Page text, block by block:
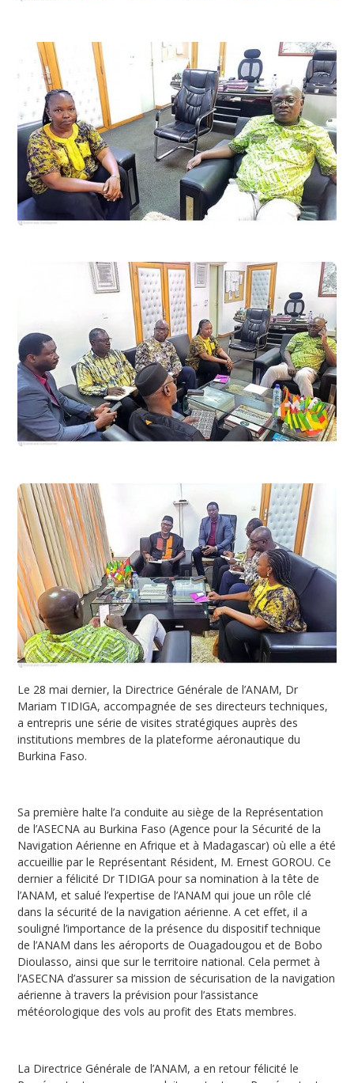
Le 28 mai dernier, la Directrice Générale de l’ANAM, Dr
Mariam TIDIGA, accompagnée de ses directeurs techniques,
a entrepris une série de visites stratégiques auprès des
institutions membres de la plateforme aéronautique du
Burkina Faso.
Sa première halte l’a conduite au siège de la Représentation
de l’ASECNA au Burkina Faso (Agence pour la Sécurité de la
Navigation Aérienne en Afrique et à Madagascar) où elle a été
accueillie par le Représentant Résident, M. Ernest GOROU. Ce
dernier a félicité Dr TIDIGA pour sa nomination à la tête de
l’ANAM, et salué l’expertise de l’ANAM qui joue un rôle clé
dans la sécurité de la navigation aérienne. A cet effet, il a
souligné l’importance de la présence du dispositif technique
de l’ANAM dans les aéroports de Ouagadougou et de Bobo
Dioulasso, ainsi que sur le territoire national. Cela permet à
l’ASECNA d’assurer sa mission de sécurisation de la navigation
aérienne à travers la prévision pour l’assistance
météorologique des vols au profit des Etats membres.
La Directrice Générale de l’ANAM, a en retour félicité le